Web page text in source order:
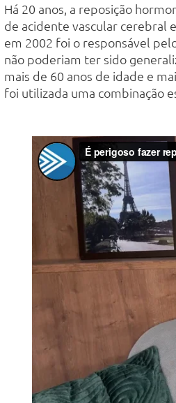
Há 20 anos, a reposição
de acidente vascular cerebral
em 2002 foi o responsável
não poderiam ter sido
mais de 60 anos de idade e
foi utilizada uma combinação